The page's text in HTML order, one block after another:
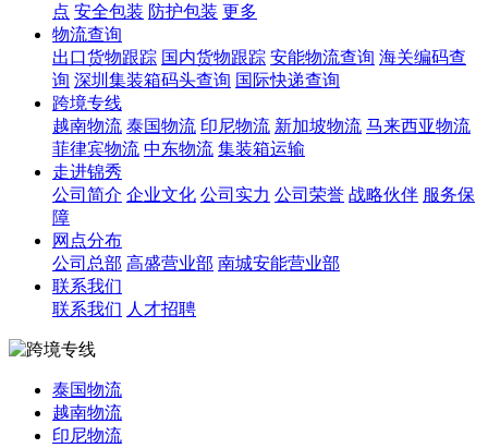
点 安全包装 防护包装 更多
物流查询
出口货物跟踪 国内货物跟踪 安能物流查询 海关编码查
询 深圳集装箱码头查询 国际快递查询
跨境专线
越南物流 泰国物流 印尼物流 新加坡物流 马来西亚物流
菲律宾物流 中东物流 集装箱运输
走进锦秀
公司简介 企业文化 公司实力 公司荣誉 战略伙伴 服务保
障
网点分布
公司总部 高盛营业部 南城安能营业部
联系我们
联系我们 人才招聘
泰国物流
越南物流
印尼物流